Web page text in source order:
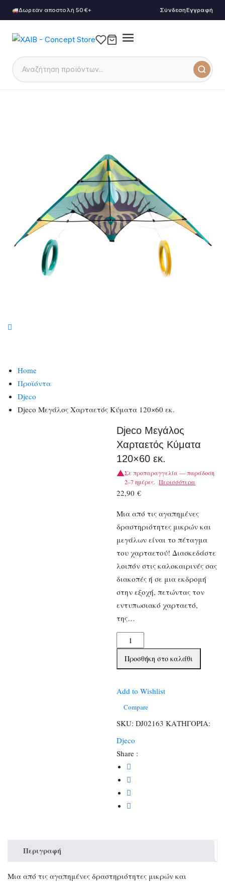
Δωρεάν αποστολή 50€+ ΣύνδεσηΕγγραφή
Home
Προϊόντα
Djeco
Djeco Μεγάλος Χαρταετός Κύματα 120×60 εκ.
Djeco Μεγάλος
Χαρταετός Κύματα
120×60 εκ.
Σε προπαραγγελία — παράδοση
2–7 ημέρες. Περισσότερα
22,90€
Μια από τις αγαπημένες
δραστηριότητες μικρών και
μεγάλων είναι το πέταγμα
του χαρταετού! Διασκεδάστε
λοιπόν στις καλοκαιρινές σας
διακοπές ή σε μια εκδρομή
στην εξοχή, πετώντας τον
εντυπωσιακό χαρταετό,
της…
Djeco
Μεγάλος
Χαρταετός
120x60
εκ.
Προσθήκη στο καλάθι
Add to Wishlist
Compare
SKU: DJ02163 ΚΑΤΗΓΟΡΙΑ:
Djeco
Share :
Περιγραφή
Μια από τις αγαπημένες δραστηριότητες μικρών και